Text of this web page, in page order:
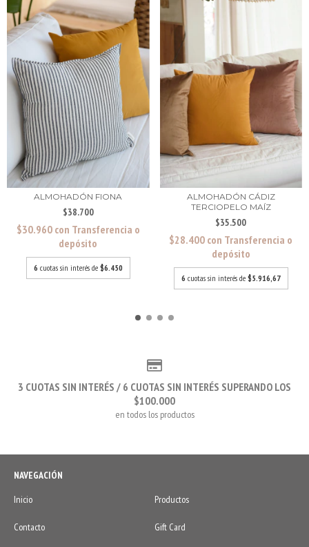
ALMOHADÓN FIONA
$38.700
$30.960 con Transferencia o
depósito
6 cuotas sin interés de $6.450
ALMOHADÓN CÁDIZ
TERCIOPELO MAÍZ
$35.500
$28.400 con Transferencia o
depósito
6 cuotas sin interés de $5.916,67
3 CUOTAS SIN INTERÉS / 6 CUOTAS SIN INTERÉS SUPERANDO LOS
$100.000
en todos los productos
NAVEGACIÓN
Inicio
Productos
Contacto Gift Card